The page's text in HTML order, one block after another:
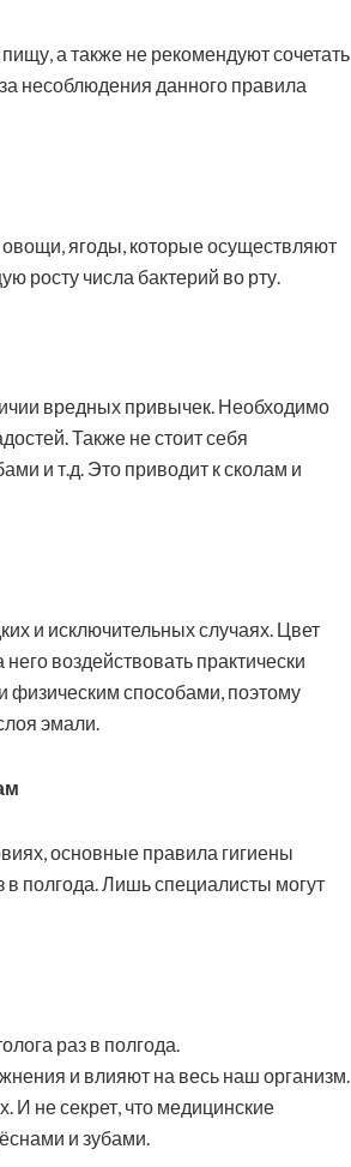
а также не рекомендуют сочетать
несоблюдения данного правила
ягоды, которые осуществляют
росту числа бактерий во рту.
вредных привычек. Необходимо
Также не стоит себя
и т.д. Это приводит к сколам и
и исключительных случаях. Цвет
воздействовать практически
физическим способами, поэтому
эмали.
основные правила гигиены
полгода. Лишь специалисты могут
раз в полгода.
и влияют на весь наш организм.
И не секрет, что медицинские
и зубами.